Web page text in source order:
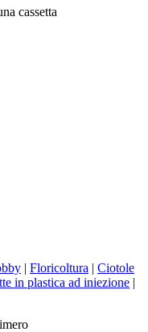
cassetta
| Floricoltura | Ciotole
in plastica ad iniezione |